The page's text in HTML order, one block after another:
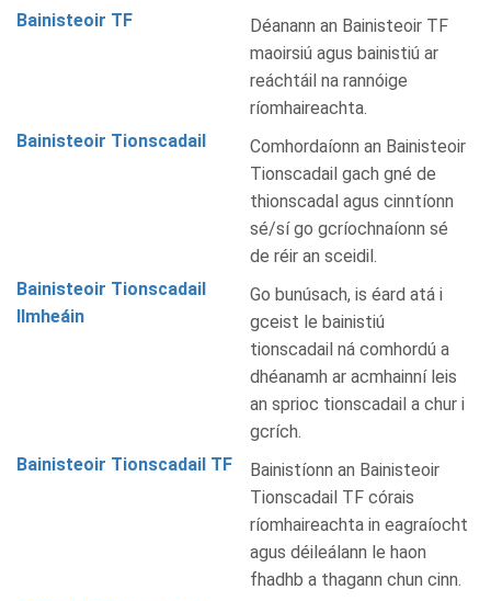
Bainisteoir TF
Déanann an Bainisteoir TF
maoirsiú agus bainistiú ar
reáchtáil na rannóige
ríomhaireachta.
Bainisteoir Tionscadail
Comhordaíonn an Bainisteoir
Tionscadail gach gné de
thionscadal agus cinntíonn
sé/sí go gcríochnaíonn sé
de réir an sceidil.
Bainisteoir Tionscadail
Ilmheáin
Go bunúsach, is éard atá i
gceist le bainistiú
tionscadail ná comhordú a
dhéanamh ar acmhainní leis
an sprioc tionscadail a chur i
gcrích.
Bainisteoir Tionscadail TF
Bainistíonn an Bainisteoir
Tionscadail TF córais
ríomhaireachta in eagraíocht
agus déileálann le haon
fhadhb a thagann chun cinn.